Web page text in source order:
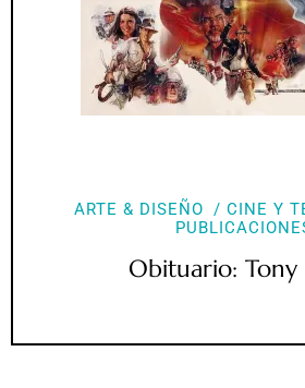
ARTE & DISEÑO
CINE Y
Obituario: Tony